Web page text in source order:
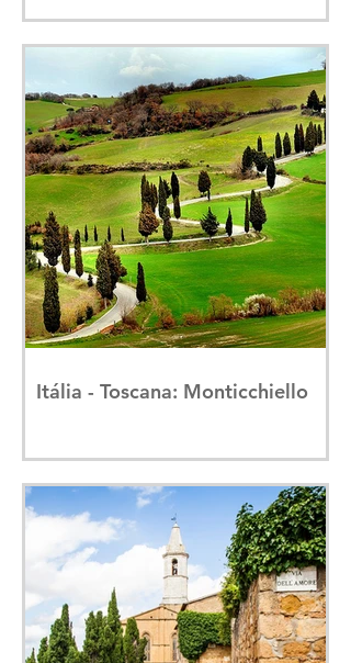
Itália - Toscana: Monticchiello